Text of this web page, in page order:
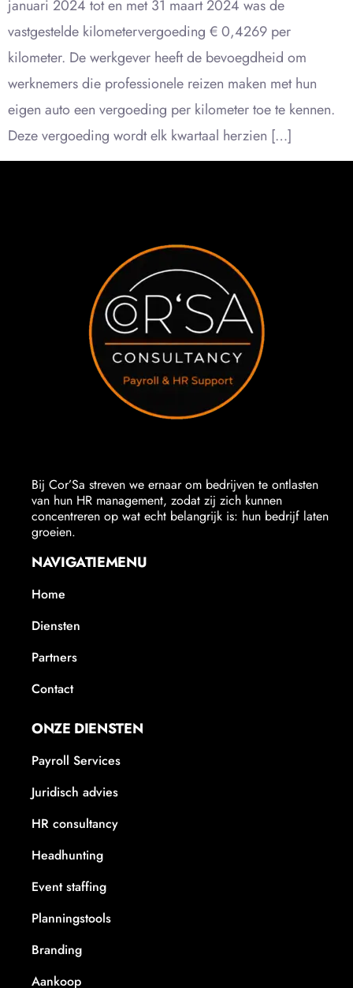
januari 2024 tot en met 31 maart 2024 was de
vastgestelde kilometervergoeding € 0,4269 per
kilometer. De werkgever heeft de bevoegdheid om
werknemers die professionele reizen maken met hun
eigen auto een vergoeding per kilometer toe te kennen.
Deze vergoeding wordt elk kwartaal herzien […]
Bij Cor’Sa streven we ernaar om bedrijven te ontlasten
van hun HR management, zodat zij zich kunnen
concentreren op wat echt belangrijk is: hun bedrijf laten
groeien.
NAVIGATIEMENU
Home
Diensten
Partners
Contact
ONZE DIENSTEN
Payroll Services
Juridisch advies
HR consultancy
Headhunting
Event staffing
Planningstools
Branding
Aankoop